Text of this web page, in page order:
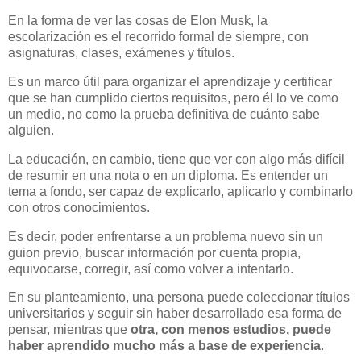
En la forma de ver las cosas de Elon Musk, la
escolarización es el recorrido formal de siempre, con
asignaturas, clases, exámenes y títulos.
Es un marco útil para organizar el aprendizaje y certificar
que se han cumplido ciertos requisitos, pero él lo ve como
un medio, no como la prueba definitiva de cuánto sabe
alguien.
La educación, en cambio, tiene que ver con algo más difícil
de resumir en una nota o en un diploma. Es entender un
tema a fondo, ser capaz de explicarlo, aplicarlo y combinarlo
con otros conocimientos.
Es decir, poder enfrentarse a un problema nuevo sin un
guion previo, buscar información por cuenta propia,
equivocarse, corregir, así como volver a intentarlo.
En su planteamiento, una persona puede coleccionar títulos
universitarios y seguir sin haber desarrollado esa forma de
pensar, mientras que otra, con menos estudios, puede
haber aprendido mucho más a base de experiencia.